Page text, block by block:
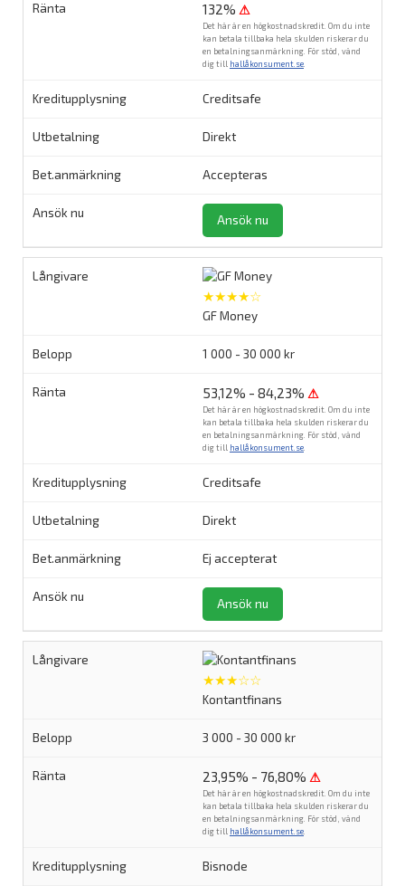
132% ⚠
Det här är en högkostnadskredit. Om du inte
kan betala tillbaka hela skulden riskerar du
en betalningsanmärkning. För stöd, vänd
dig till hallåkonsument.se
Creditsafe
Direkt
Accepteras
Ansök nu
★★★★☆
GF Money
1 000 - 30 000 kr
53,12% - 84,23% ⚠
Det här är en högkostnadskredit. Om du inte
kan betala tillbaka hela skulden riskerar du
en betalningsanmärkning. För stöd, vänd
dig till hallåkonsument.se
Creditsafe
Direkt
Ej accepterat
Ansök nu
★★★☆☆
Kontantfinans
3 000 - 30 000 kr
23,95% - 76,80% ⚠
Det här är en högkostnadskredit. Om du inte
kan betala tillbaka hela skulden riskerar du
en betalningsanmärkning. För stöd, vänd
dig till hallåkonsument.se
Bisnode